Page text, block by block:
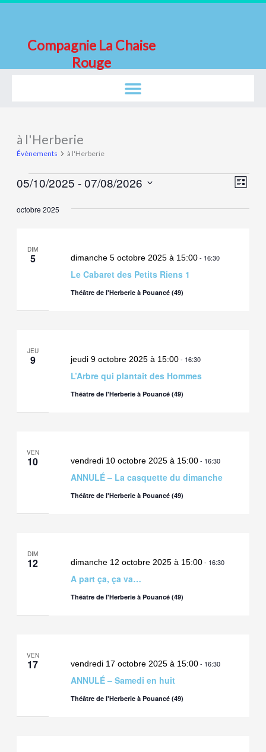
contenuCompagnie La Chaise
Rouge
à l'Herberie
Évènements à l'Herberie
Évènements
Liste
05/10/2025 - 07/08/2026
une
octobre 2025
DIM
5
Le Cabaret des Petits Riens 1
dimanche 5 octobre 2025 à 15:00- 16:30
Théâtre de l'Herberie à Pouancé (49)
JEU
9
L’Arbre qui plantait des Hommes
jeudi 9 octobre 2025 à 15:00- 16:30
Théâtre de l'Herberie à Pouancé (49)
VEN
10
ANNULÉ – La casquette du dimanche
vendredi 10 octobre 2025 à 15:00- 16:30
Théâtre de l'Herberie à Pouancé (49)
DIM
12
A part ça, ça va…
dimanche 12 octobre 2025 à 15:00- 16:30
Théâtre de l'Herberie à Pouancé (49)
VEN
17
ANNULÉ – Samedi en huit
vendredi 17 octobre 2025 à 15:00- 16:30
Théâtre de l'Herberie à Pouancé (49)